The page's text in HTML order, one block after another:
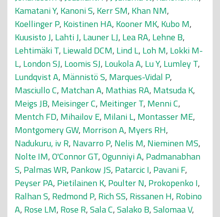
Kamatani Y, Kanoni S, Kerr SM, Khan NM,
Koellinger P, Koistinen HA, Kooner MK, Kubo M,
Kuusisto J, Lahti J, Launer LJ, Lea RA, Lehne B,
Lehtimäki T, Liewald DCM, Lind L, Loh M, Lokki M-
L, London SJ, Loomis SJ, Loukola A, Lu Y, Lumley T,
Lundqvist A, Männistö S, Marques-Vidal P,
Masciullo C, Matchan A, Mathias RA, Matsuda K,
Meigs JB, Meisinger C, Meitinger T, Menni C,
Mentch FD, Mihailov E, Milani L, Montasser ME,
Montgomery GW, Morrison A, Myers RH,
Nadukuru, iv R, Navarro P, Nelis M, Nieminen MS,
Nolte IM,O'Connor GT,Ogunniyi A, Padmanabhan
S, Palmas WR, Pankow JS, Patarcic I, Pavani F,
Peyser PA, Pietilainen K, Poulter N, Prokopenko I,
Ralhan S, Redmond P, Rich SS, Rissanen H, Robino
A, Rose LM, Rose R,Sala C,Salako B,Salomaa V,